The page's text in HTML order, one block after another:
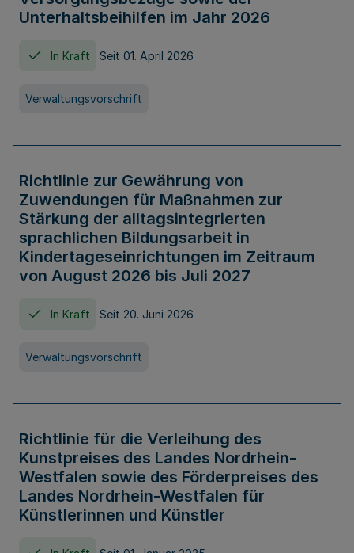
Unterhaltsbeihilfen im Jahr 2026
In Kraft Seit 01. April 2026
Verwaltungsvorschrift
Richtlinie zur Gewährung von
Zuwendungen für Maßnahmen zur
Stärkung der alltagsintegrierten
sprachlichen Bildungsarbeit in
Kindertageseinrichtungen im Zeitraum
von August 2026 bis Juli 2027
In Kraft Seit 20. Juni 2026
Verwaltungsvorschrift
Richtlinie für die Verleihung des
Kunstpreises des Landes Nordrhein-
Westfalen sowie des Förderpreises des
Landes Nordrhein-Westfalen für
Künstlerinnen und Künstler